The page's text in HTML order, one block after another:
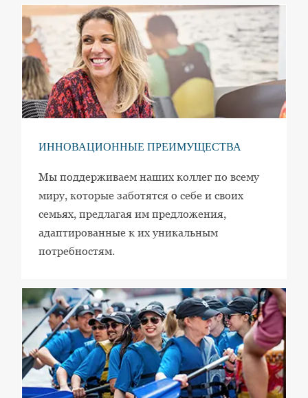
ИННОВАЦИОННЫЕ ПРЕИМУЩЕСТВА
Мы поддерживаем наших коллег по всему
миру, которые заботятся о себе и своих
семьях, предлагая им предложения,
адаптированные к их уникальным
потребностям.